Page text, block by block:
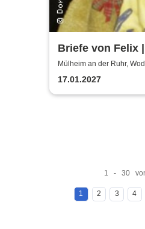
Briefe von Felix
im
Mülheim an der Ruhr,
Ringlokschuppen Ruhr
17.01.2027
1 - 30
1 2 3 4